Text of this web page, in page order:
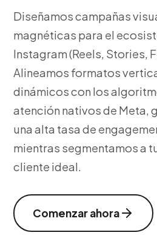
Diseñamos campañas
magnéticas para el
Instagram (Reels, Stories,
Alineamos formatos
dinámicos con los
atención nativos de Meta,
una alta tasa de
mientras segmentamos a
cliente ideal.
Comenzar ahora